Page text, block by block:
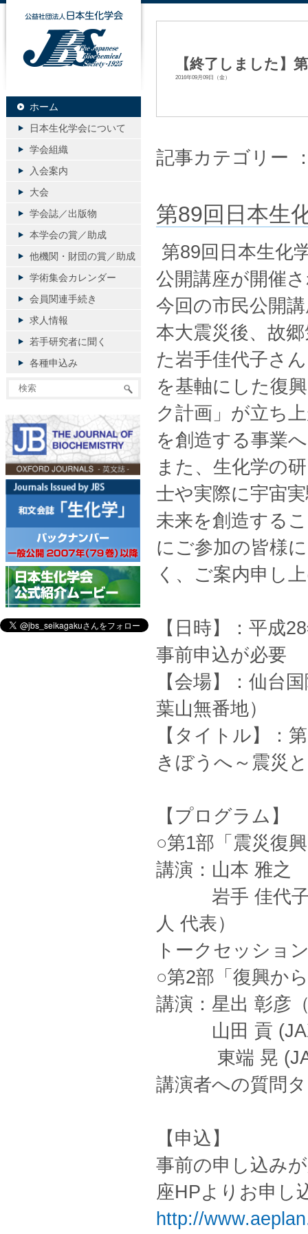
【終了しました】
2016年09月09日（金）
記事カテゴリー
第89回日本生
第89回日本生化
公開講座が開催
今回の市民公開
本大震災後、故
た岩手佳代子さ
を基軸にした復
ク計画」が立ち
を創造する事業
また、生化学の
士や実際に宇宙
未来を創造する
にご参加の皆様
く、ご案内申し
【日時】：平成
事前申込が必要
【会場】：仙台
葉山無番地）
【タイトル】：
きぼうへ～震災
【プログラム】
○第1部「震災復
講演：山本 雅之
岩手 佳代子（
人 代表）
トークセッショ
○第2部「復興か
講演：星出 彰彦
山田 貢
東端 晃
講演者への質問
【申込】
事前の申し込み
座HPよりお申し
http://
公益社団法人日本生化学会
ホーム
日本生化学会について
学会組織
入会案内
大会
学会誌／出版物
本学会の賞／助成
他機関・財団の賞／助成
学術集会カレンダー
会員関連手続き
求人情報
若手研究者に聞く
各種申込み